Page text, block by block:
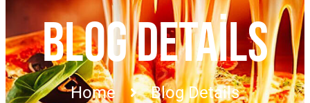
BLOG DETAILS
Home Blog Details